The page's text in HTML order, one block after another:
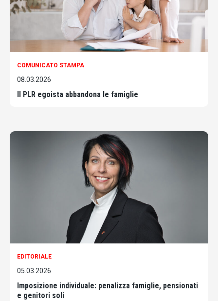
COMUNICATO STAMPA
08.03.2026
Il PLR egoista abbandona le famiglie
EDITORIALE
05.03.2026
Imposizione individuale: penalizza famiglie, pensionati
e genitori soli